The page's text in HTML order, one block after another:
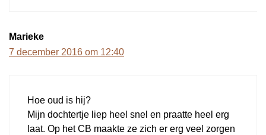
Marieke
7 december 2016 om 12:40
Hoe oud is hij?
Mijn dochtertje liep heel snel en praatte heel erg
laat. Op het CB maakte ze zich er erg veel zorgen